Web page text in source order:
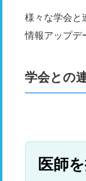
様々な学会と
情報アップデ
学会との
医師